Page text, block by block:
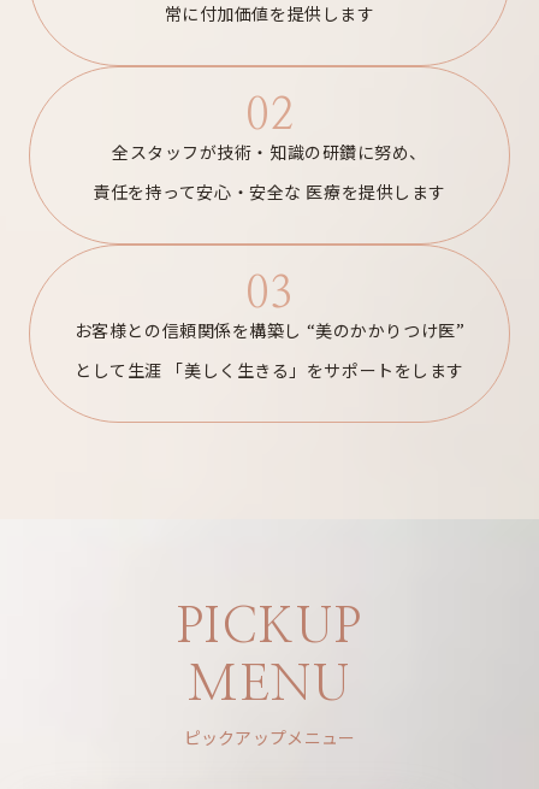
常に付加価値を提供します
02
全スタッフが技術・知識の研鑽に努め、
責任を持って安心・安全な 医療を提供します
03
お客様との信頼関係を構築し “美のかかりつけ医”
として生涯 「美しく生きる」をサポートをします
PICKUP
MENU
ピックアップメニュー